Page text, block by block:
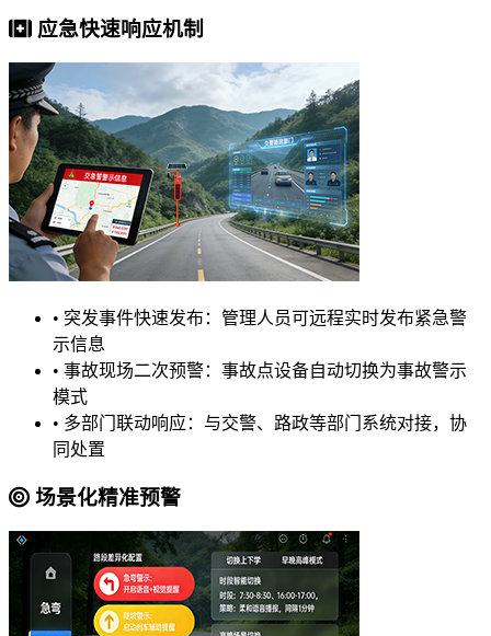
应急快速响应机制
• 突发事件快速发布：管理人员可远程实时发布紧急警
示信息
• 事故现场二次预警：事故点设备自动切换为事故警示
模式
• 多部门联动响应：与交警、路政等部门系统对接，协
同处置
场景化精准预警